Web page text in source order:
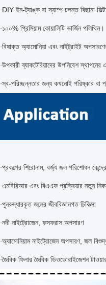
·DIY ইন-ট্যাঙ্ক বা স্যাম্প চলন্ত বিছানা
·১০০% প্রিমিয়াম কোয়ালিটি ভার্জিন পলিথিন।
·বিষাক্ত অ্যামোনিয়া এবং নাইট্রাইট
·উপকারী ব্যাকটেরিয়াদের উপনিবেশ স্থাপনের
·স্ব-পরিচ্ছন্নতার জন্য কখনোই পরিষ্কার বা
·প্রকল্পের শিরোনাম, বর্জ্য জল পরিশোধন
·এমবিবিআর এবং বিএএফ প্রক্রিয়ার নতুন
·পুনরুদ্ধারকৃত জলের জীববিজ্ঞানগত চিকিত্সা
·নদী নাইট্রোজেন, ফসফরাস অপসারণ
·অ্যামোনিয়াম নাইট্রোজেন অপসারণ, জল
·জৈবিক ফিলার জৈবিক ডিওডোরাইজেশন